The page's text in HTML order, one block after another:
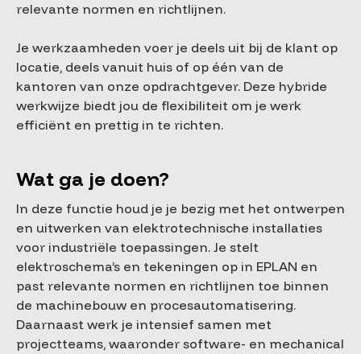
relevante normen en richtlijnen.
Je werkzaamheden voer je deels uit bij de klant op
locatie, deels vanuit huis of op één van de
kantoren van onze opdrachtgever. Deze hybride
werkwijze biedt jou de flexibiliteit om je werk
efficiënt en prettig in te richten.
Wat ga je doen?
In deze functie houd je je bezig met het ontwerpen
en uitwerken van elektrotechnische installaties
voor industriële toepassingen. Je stelt
elektroschema’s en tekeningen op in EPLAN en
past relevante normen en richtlijnen toe binnen
de machinebouw en procesautomatisering.
Daarnaast werk je intensief samen met
projectteams, waaronder software- en mechanical